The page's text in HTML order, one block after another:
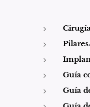
Guía
Guía